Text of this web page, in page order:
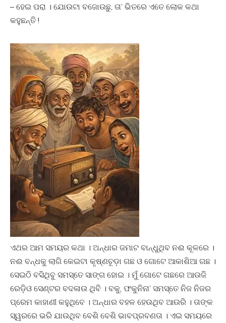
– ହେଇ ପରା । ଯୋଉଟା ବଜୋଉଛୁ, ତା’ ଭିତରେ ଏତେ ଲୋକ କଥା
କହୁଛନ୍ତି !
ଏଥର ଆମ ସମୟର କଥା । ଅନ୍ଧାର ଜମାଟ ବାନ୍ଧୁଥିବ ନଈ କୂଳରେ ।
ନଈ ବନ୍ଧକୁ ଲାଗି କେଇଟା କୃଷ୍ଣଚୂଡ଼ା ଗଛ ଓ ଗୋଟେ ଆକାଶିଆ ଗଛ ।
ସେଇଠି ବସିଥିବୁ ସମସ୍ତେ ସାଙ୍ଗ ହୋଇ । ମୁଁ ଗୋଟେ ଗଛରେ ଆଉଜି
ରେଡ଼ିଓ ସେଣ୍ଟର ବଦଳାଉ ଥିବି । ବକୁ, ଫକୁନିନା’ ସମସ୍ତେ ନିଜ ନିଜର
ପ୍ରେମ କାହାଣୀ କହୁଥିବେ । ଅନ୍ଧାର ବହଳ ହେଉଥିବ ଆଉରି । ତାଙ୍କ
ସ୍ୱରରେ ଭରି ଯାଉଥିବ ବେଶି ବେଶି ଭାବପ୍ରବଣତା । ଏଇ ସମୟରେ